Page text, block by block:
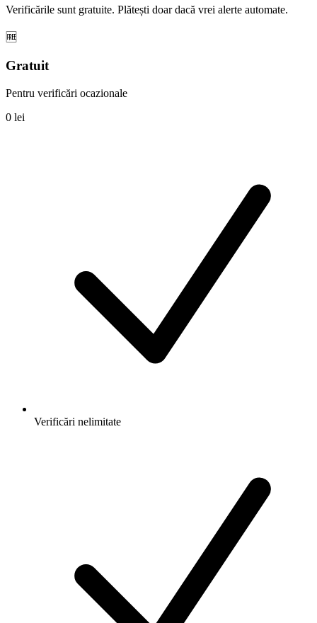
Verificările sunt gratuite. Plătești doar dacă vrei alerte automate.
🆓
Gratuit
Pentru verificări ocazionale
0 lei
Verificări nelimitate